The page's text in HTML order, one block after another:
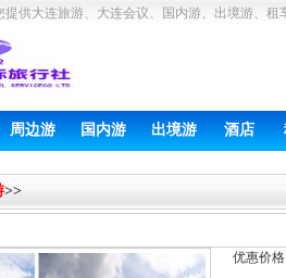
供大连旅游、大连会议、国内游、出境游、租
周边游 国内游 出境游 酒店
>>
优惠价格